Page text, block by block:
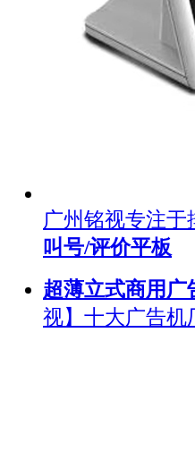
广州铭视专注
叫号/评价平板
超薄立式商用广
视】十大广告机